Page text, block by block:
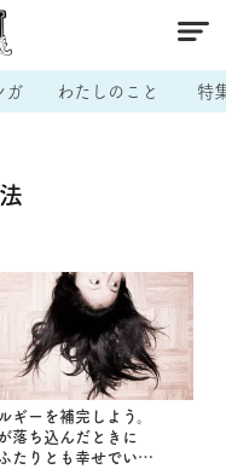
ガ わたしのこと 特
ギーを補完しよう。
落ち込んだときに
たりとも幸せでいる
セフレ
ングアプリ
レから本命へ